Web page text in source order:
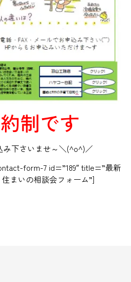
制です
み下さいませ～＼(^o^)／
form-7 id=”189″ title=”最新
まいの相談会フォーム”]